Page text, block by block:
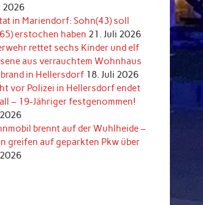
2026
in Mariendorf: Sohn(43) soll
erstochen haben 21. Juli 2026
rettet sechs Kinder und elf
aus verrauchtem Wohnhaus
in Hellersdorf 18. Juli 2026
vor Polizei in Hellersdorf endet
– 19-Jähriger festgenommen!
brennt auf der Wuhlheide –
greifen auf geparkten Pkw über